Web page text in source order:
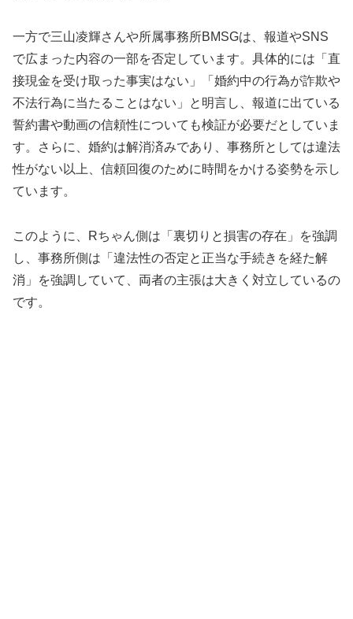
一方で三山凌輝さんや所属事務所BMSGは、報道やSNS
で広まった内容の一部を否定しています。具体的には「直
接現金を受け取った事実はない」「婚約中の行為が詐欺や
不法行為に当たることはない」と明言し、報道に出ている
誓約書や動画の信頼性についても検証が必要だとしていま
す。さらに、婚約は解消済みであり、事務所としては違法
性がない以上、信頼回復のために時間をかける姿勢を示し
ています。
このように、Rちゃん側は「裏切りと損害の存在」を強調
し、事務所側は「違法性の否定と正当な手続きを経た解
消」を強調していて、両者の主張は大きく対立しているの
です。